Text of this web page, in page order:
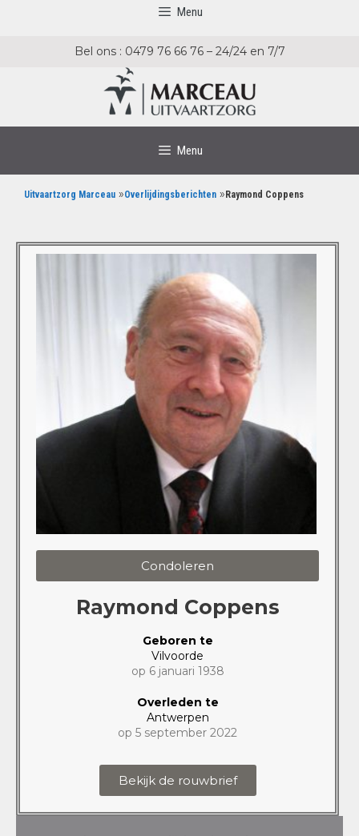
Menu
Bel ons : 0479 76 66 76 – 24/24 en 7/7
Menu
Uitvaartzorg Marceau »Overlijdingsberichten »Raymond Coppens
Condoleren
Raymond Coppens
Geboren te
Vilvoorde
op 6 januari 1938
Overleden te
Antwerpen
op 5 september 2022
Bekijk de rouwbrief